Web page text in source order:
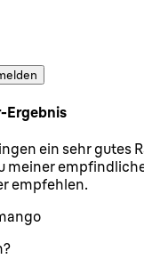
Ergebnis
5ein sehr gutes
meiner
empfehlen.